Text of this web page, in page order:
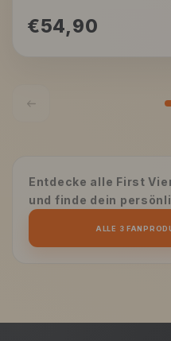
€54,90
Entdecke alle First
und finde dein
ALLE 3